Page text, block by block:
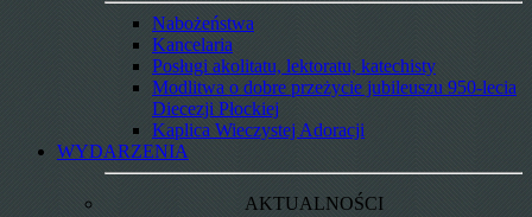
Nabożeństwa
Kancelaria
Posługi akolitatu, lektoratu, katechisty
Modlitwa o dobre przeżycie jubileuszu 950-lecia
Diecezji Płockiej
Kaplica Wieczystej Adoracji
WYDARZENIA
AKTUALNOŚCI